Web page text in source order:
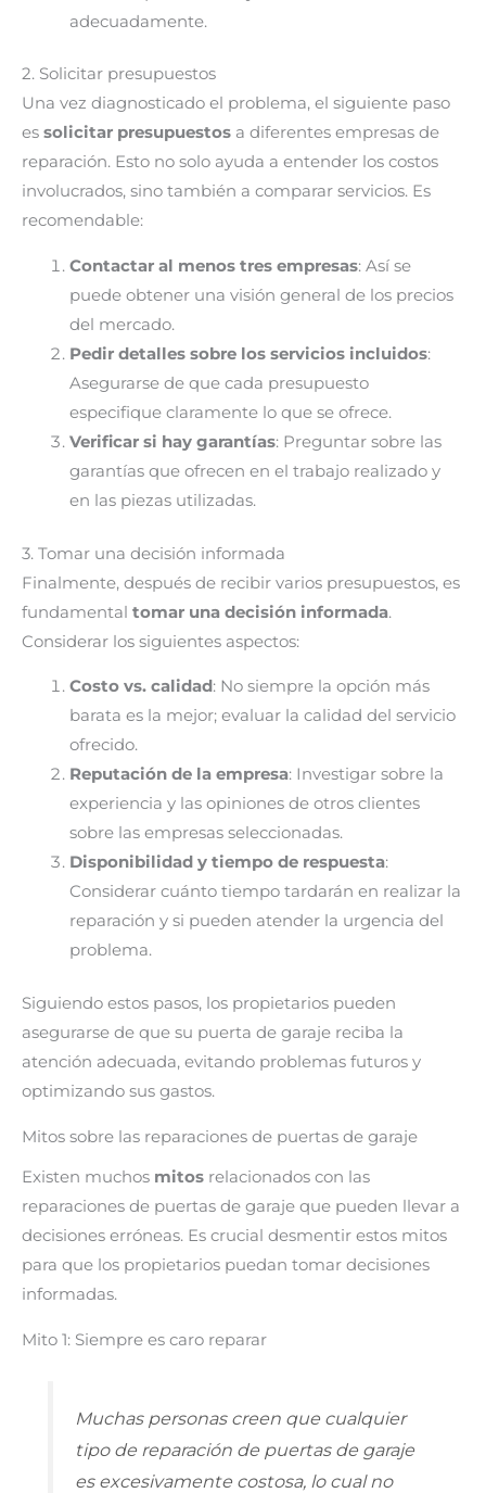
adecuadamente.
2. Solicitar presupuestos
Una vez diagnosticado el problema, el siguiente paso
es solicitar presupuestos a diferentes empresas de
reparación. Esto no solo ayuda a entender los costos
involucrados, sino también a comparar servicios. Es
recomendable:
Contactar al menos tres empresas: Así se
puede obtener una visión general de los precios
del mercado.
Pedir detalles sobre los servicios incluidos:
Asegurarse de que cada presupuesto
especifique claramente lo que se ofrece.
Verificar si hay garantías: Preguntar sobre las
garantías que ofrecen en el trabajo realizado y
en las piezas utilizadas.
3. Tomar una decisión informada
Finalmente, después de recibir varios presupuestos, es
fundamental tomar una decisión informada.
Considerar los siguientes aspectos:
Costo vs. calidad : No siempre la opción más
barata es la mejor; evaluar la calidad del servicio
ofrecido.
Reputación de la empresa: Investigar sobre la
experiencia y las opiniones de otros clientes
sobre las empresas seleccionadas.
Disponibilidad y tiempo de respuesta:
Considerar cuánto tiempo tardarán en realizar la
reparación y si pueden atender la urgencia del
problema.
Siguiendo estos pasos, los propietarios pueden
asegurarse de que su puerta de garaje reciba la
atención adecuada, evitando problemas futuros y
optimizando sus gastos.
Mitos sobre las reparaciones de puertas de garaje
Existen muchos mitos relacionados con las
reparaciones de puertas de garaje que pueden llevar a
decisiones erróneas. Es crucial desmentir estos mitos
para que los propietarios puedan tomar decisiones
informadas.
Mito 1: Siempre es caro reparar
Muchas personas creen que cualquier
tipo de reparación de puertas de garaje
es excesivamente costosa, lo cual no